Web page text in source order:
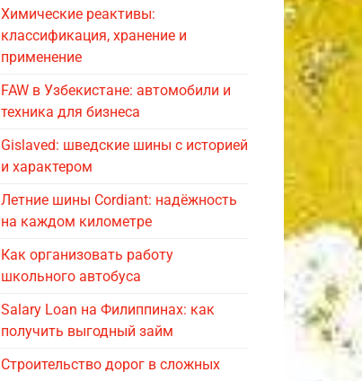
Химические реактивы:
классификация, хранение и
применение
FAW в Узбекистане: автомобили и
техника для бизнеса
Gislaved: шведские шины с историей
и характером
Летние шины Cordiant: надёжность
на каждом километре
Как организовать работу
школьного автобуса
Salary Loan на Филиппинах: как
получить выгодный займ
Строительство дорог в сложных